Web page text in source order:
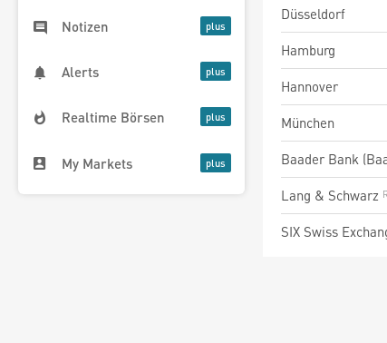
Notizen
Alerts
Realtime Börsen
My Markets
Düsseldorf
Hamburg
Hannover
München
Baader Bank
Lang & Schwarz
SIX Swiss